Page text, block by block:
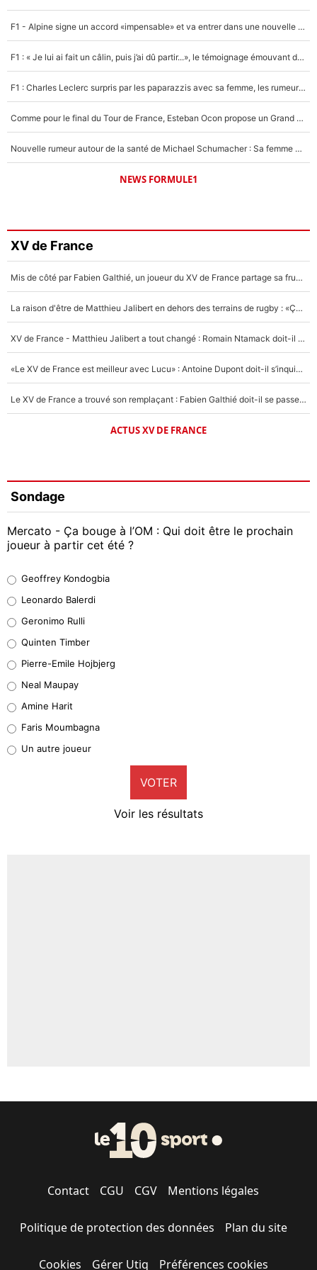
F1 - Alpine signe un accord «impensable» et va entrer dans une nouvelle dimension : Grande nouvelle pour Pierre Gasly !
F1 : « Je lui ai fait un câlin, puis j’ai dû partir...», le témoignage émouvant de Max Verstappen sur sa fille
F1 : Charles Leclerc surpris par les paparazzis avec sa femme, les rumeurs étaient vraies !
Comme pour le final du Tour de France, Esteban Ocon propose un Grand Prix de Formule 1 à Paris : «Autour de l’Arc de Triomphe, ce serait génial» !
Nouvelle rumeur autour de la santé de Michael Schumacher : Sa femme Corinna sort du silence
NEWS FORMULE1
XV de France
Mis de côté par Fabien Galthié, un joueur du XV de France partage sa frustration : «ils ne me l’ont pas dit tout de suite»
La raison d'être de Matthieu Jalibert en dehors des terrains de rugby : «Ça m'atteint autant que si tu touches à un membre de ma famille»
XV de France - Matthieu Jalibert a tout changé : Romain Ntamack doit-il s’inquiéter pour sa place à un an de la Coupe du monde ?
«Le XV de France est meilleur avec Lucu» : Antoine Dupont doit-il s’inquiéter pour sa place ?
Le XV de France a trouvé son remplaçant : Fabien Galthié doit-il se passer d'Antoine Dupont ?
ACTUS XV DE FRANCE
Sondage
Mercato - Ça bouge à l’OM : Qui doit être le prochain
joueur à partir cet été ?
38%
32%
5%
1%
9%
Geoffrey Kondogbia
Leonardo Balerdi
Geronimo Rulli
Quinten Timber
Pierre-Emile Hojbjerg
Neal Maupay
Amine Harit
Faris Moumbagna
Un autre joueur
VOTER
Voir les résultats
Contact CGU CGV Mentions légales
Politique de protection des données Plan du site
Cookies Gérer Utiq Préférences cookies